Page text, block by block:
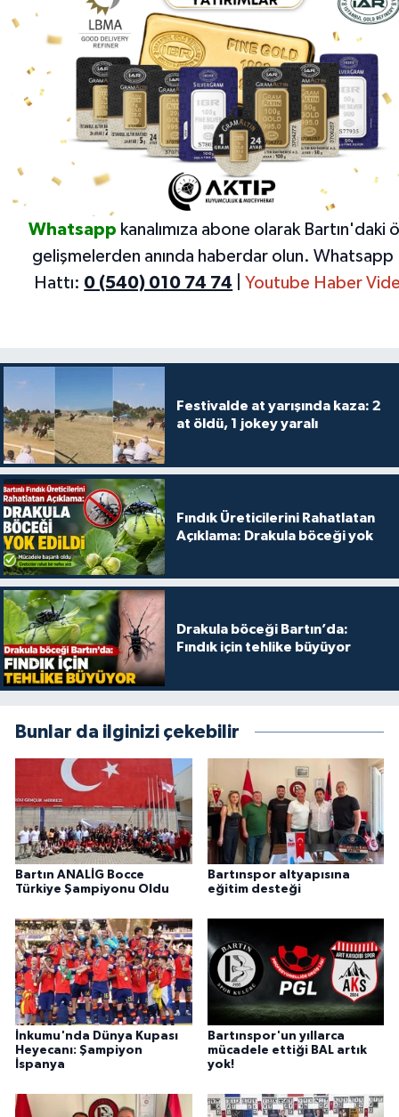
Whatsapp kanalımıza abone olarak Bartın'daki
gelişmelerden anında haberdar olun. Whatsapp
Hattı: 0 (540) 010 74 74 |Youtube Haber
Festivalde at yarışında kaza: 2
at öldü, 1 jokey yaralı
Fındık Üreticilerini Rahatlatan
Açıklama: Drakula böceği yok
Drakula böceği Bartın’da:
Fındık için tehlike büyüyor
Bunlar da ilginizi çekebilir
Bartın ANALİG Bocce
Türkiye Şampiyonu Oldu
Bartınspor altyapısına
eğitim desteği
İnkumu'nda Dünya Kupası
Heyecanı: Şampiyon
İspanya
Bartınspor'un yıllarca
mücadele ettiği BAL artık
yok!